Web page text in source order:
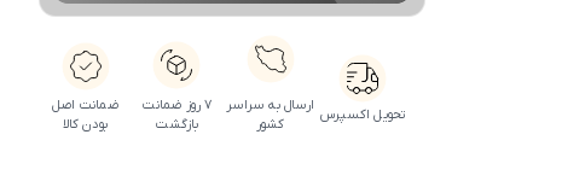
تحویل اکسپرس
ارسال به سراسر
کشور
۷ روز ضمانت
بازگشت
ضمانت اصل
بودن کالا